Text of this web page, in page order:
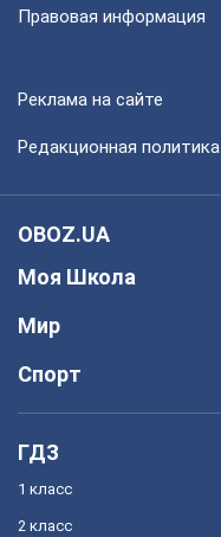
Правовая информация
Реклама на сайте
Редакционная политика
OBOZ.UA
Моя Школа
Мир
Спорт
ГДЗ
1 класс
2 класс